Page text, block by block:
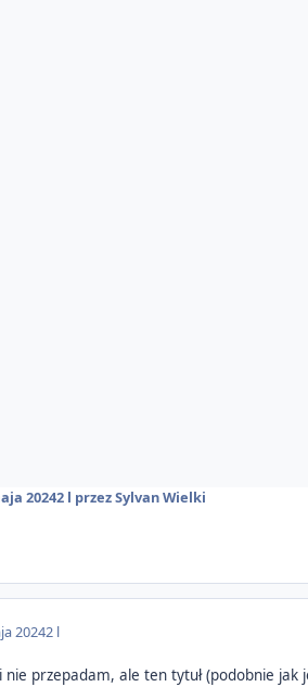
20242 l przez Sylvan Wielki
20242 l
przepadam, ale ten tytuł (podobnie jak